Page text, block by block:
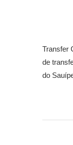
Transfer
de
do